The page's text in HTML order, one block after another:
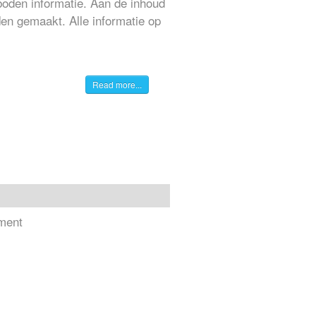
gemaakt. Alle informatie op
Read more...